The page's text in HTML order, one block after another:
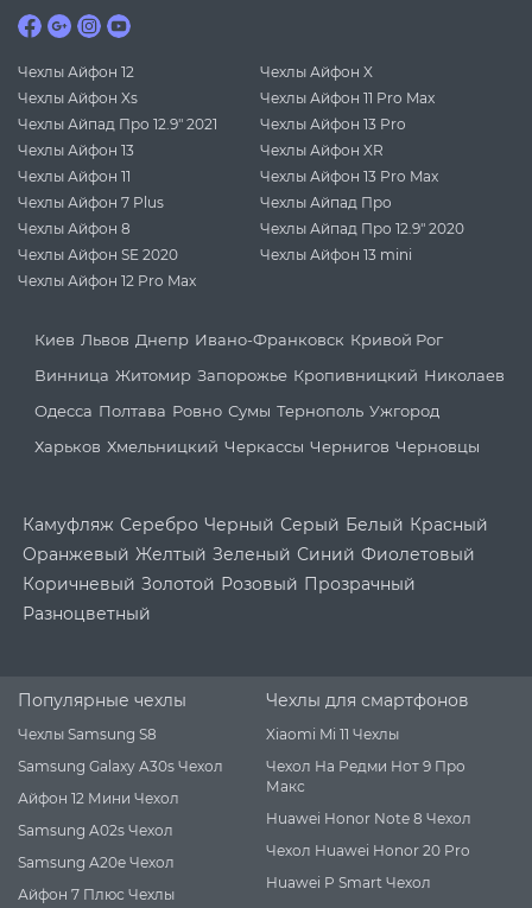
Чехлы Айфон 12
Чехлы Айфон X
Чехлы Айфон Xs
Чехлы Айфон 11 Pro Max
Чехлы Айпад Про 12.9" 2021
Чехлы Айфон 13 Pro
Чехлы Айфон 13
Чехлы Айфон XR
Чехлы Айфон 11
Чехлы Айфон 13 Pro Max
Чехлы Айфон 7 Plus
Чехлы Айпад Про
Чехлы Айфон 8
Чехлы Айпад Про 12.9" 2020
Чехлы Айфон SE 2020
Чехлы Айфон 13 mini
Чехлы Айфон 12 Pro Max
Киев Львов Днепр Ивано-Франковск Кривой Рог
Винница Житомир Запорожье Кропивницкий Николаев
Одесса Полтава Ровно Сумы Тернополь Ужгород
Харьков Хмельницкий Черкассы Чернигов Черновцы
Камуфляж Серебро Черный Серый Белый Красный
Оранжевый Желтый Зеленый Синий Фиолетовый
Коричневый Золотой Розовый Прозрачный
Разноцветный
Популярные чехлы
Чехлы Samsung S8
Samsung Galaxy A30s Чехол
Айфон 12 Мини Чехол
Samsung A02s Чехол
Samsung A20e Чехол
Айфон 7 Плюс Чехлы
Чехлы для смартфонов
Xiaomi Mi 11 Чехлы
Чехол На Редми Нот 9 Про
Макс
Huawei Honor Note 8 Чехол
Чехол Huawei Honor 20 Pro
Huawei P Smart Чехол